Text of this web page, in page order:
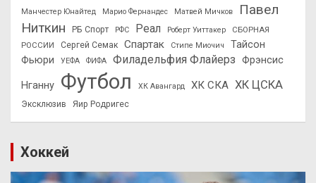
Манчестер Юнайтед Марио Фернандес Матвей Мичков
Павел
Ниткин
РБ Спорт РФС Реал Роберт Уиттакер
СБОРНАЯ
РОССИИ
Сергей Семак Спартак Стипе Миочич
Тайсон
Фьюри
УЕФА ФИФА Филадельфия Флайерз Фрэнсис
Нганну Футбол ХК Авангард ХК СКА ХК ЦСКА
Эксклюзив Яир Родригес
Хоккей